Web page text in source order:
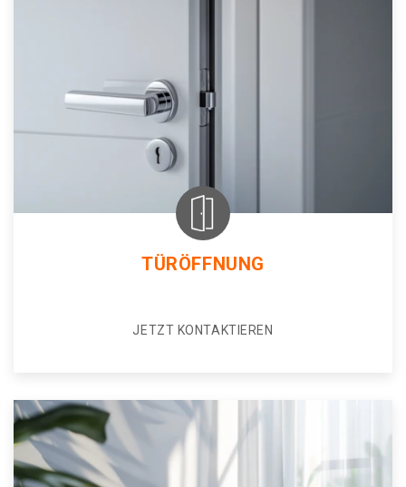
TÜRÖFFNUNG
JETZT KONTAKTIEREN